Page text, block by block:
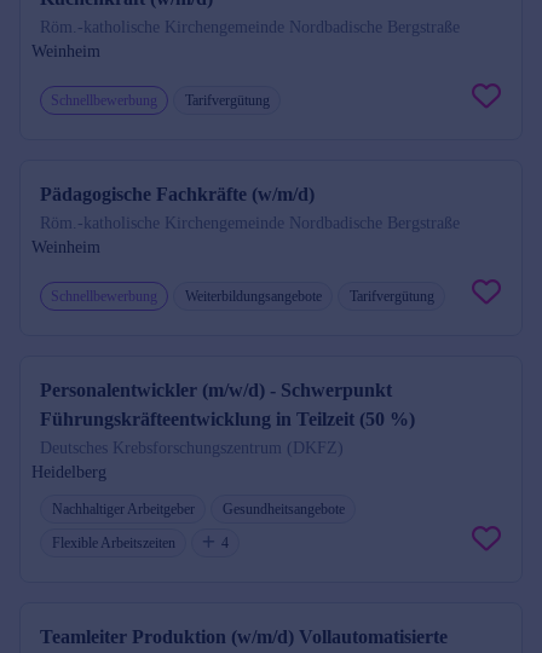
Röm.-katholische Kirchengemeinde Nordbadische Bergstraße
Weinheim
Schnellbewerbung Tarifvergütung
Pädagogische Fachkräfte (w/m/d)
Röm.-katholische Kirchengemeinde Nordbadische Bergstraße
Weinheim
Schnellbewerbung Weiterbildungsangebote Tarifvergütung
Personalentwickler (m/w/d) - Schwerpunkt
Führungskräfteentwicklung in Teilzeit (50 %)
Deutsches Krebsforschungszentrum (DKFZ)
Heidelberg
Nachhaltiger Arbeitgeber
Gesundheitsangebote
Flexible Arbeitszeiten
4
Teamleiter Produktion (w/m/d) Vollautomatisierte